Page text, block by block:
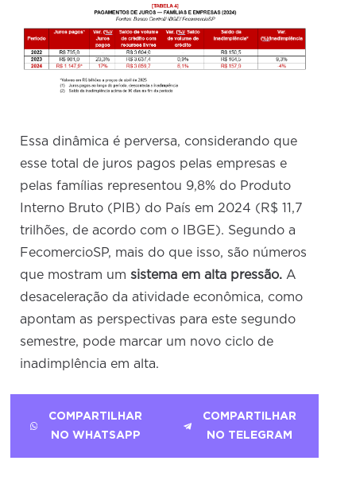
Essa dinâmica é perversa, considerando que
esse total de juros pagos pelas empresas e
pelas famílias representou 9,8% do Produto
Interno Bruto (PIB) do País em 2024 (R$ 11,7
trilhões, de acordo com o IBGE). Segundo a
FecomercioSP, mais do que isso, são números
que mostram umsistema em alta pressão. A
desaceleração da atividade econômica, como
apontam as perspectivas para este segundo
semestre, pode marcar um novo ciclo de
inadimplência em alta.
COMPARTILHAR
NO WHATSAPP
COMPARTILHAR
NO TELEGRAM